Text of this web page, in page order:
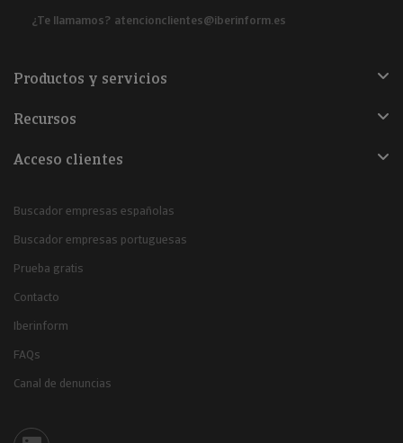
¿Te llamamos? atencionclientes@iberinform.es
Productos y servicios
Recursos
Acceso clientes
Buscador empresas españolas
Buscador empresas portuguesas
Prueba gratis
Contacto
Iberinform
FAQs
Canal de denuncias